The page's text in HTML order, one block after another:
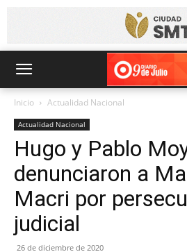
Inicio Actualidad Nacional
Actualidad Nacional
Hugo y Pablo
denunciaron a
Macri por
judicial
26 de diciembre de 2020